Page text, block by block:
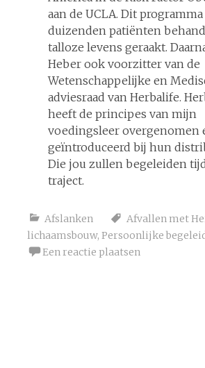
aan de UCLA. Dit
duizenden patiënten
talloze levens geraakt.
Heber ook voorzitter van de
Wetenschappelijke en
adviesraad van Herbalife.
heeft de principes van mijn
voedingsleer overgenomen
geïntroduceerd bij hun
Die jou zullen begeleiden
traject.
Afslanken Afvallen met
lichaamsbouw, Persoonlijke
Een reactie plaatsen